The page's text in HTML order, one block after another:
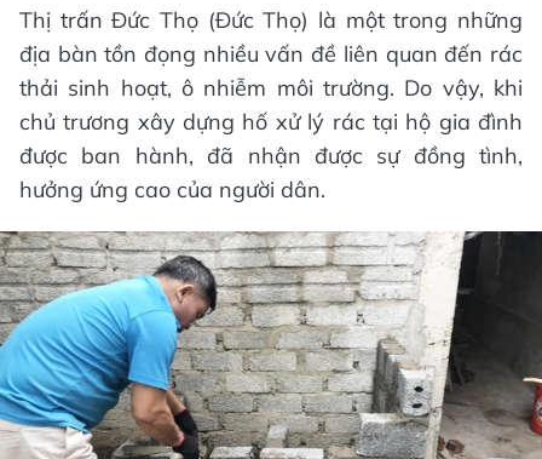
Thị trấn Đức Thọ (Đức Thọ) là một trong những
địa bàn tồn đọng nhiều vấn đề liên quan đến rác
thải sinh hoạt, ô nhiễm môi trường. Do vậy, khi
chủ trương xây dựng hố xử lý rác tại hộ gia đình
được ban hành, đã nhận được sự đồng tình,
hưởng ứng cao của người dân.